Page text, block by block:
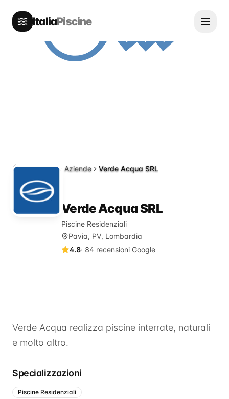
ItaliaPiscine
HomeDirectory Aziende Verde Acqua SRL
Verde Acqua SRL
Piscine Residenziali
Pavia, PV, Lombardia
4.8· 84 recensioni Google
Verde Acqua realizza piscine interrate, naturali
e molto altro.
Specializzazioni
Piscine Residenziali